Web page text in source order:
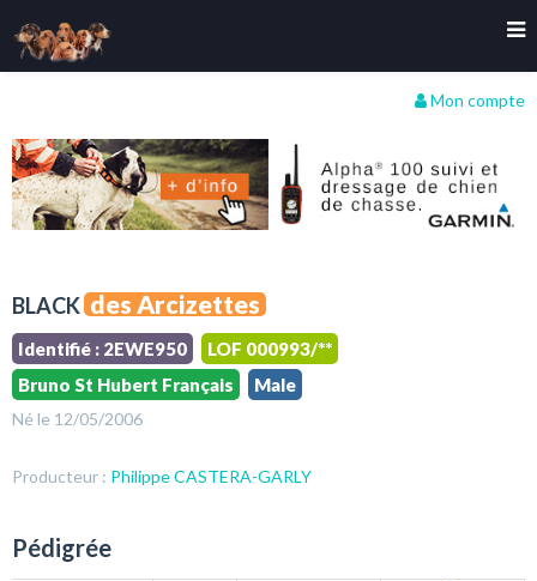
Mon compte
BLACK des Arcizettes
Identifié : 2EWE950
LOF 000993/**
Bruno St Hubert Français
Male
Né le 12/05/2006
Producteur : Philippe CASTERA-GARLY
Pédigrée